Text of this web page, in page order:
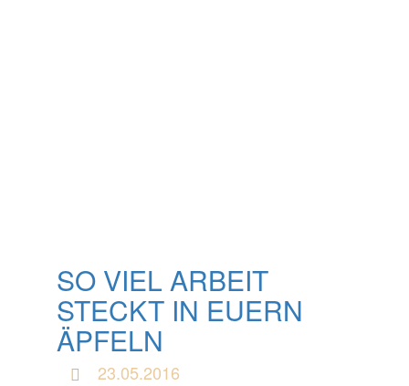
SO VIEL ARBEIT
STECKT IN EUERN
ÄPFELN
23.05.2016